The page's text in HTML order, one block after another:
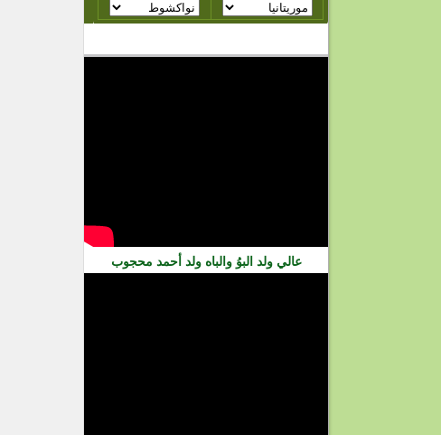
عالي ولد البوُ والباه ولد أحمد محجوب